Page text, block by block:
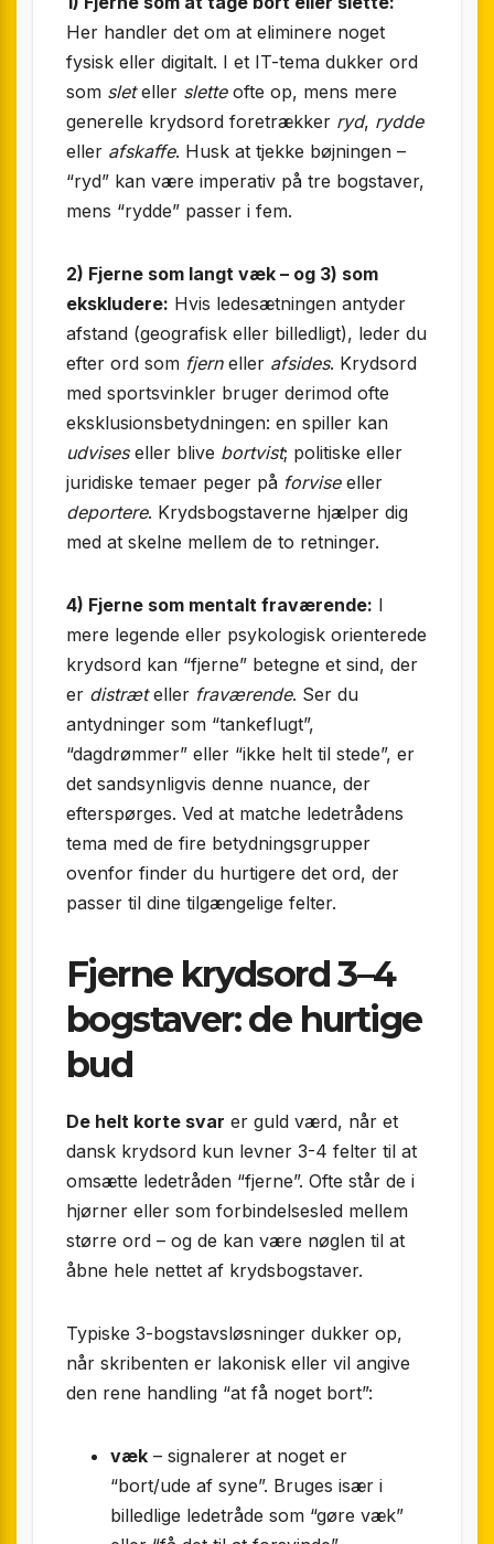
Her handler det om at eliminere noget
fysisk eller digitalt. I et IT-tema dukker ord
som sleteller sletteofte op, mens mere
generelle krydsord foretrækker ryd, rydde
eller afskaffe. Husk at tjekke bøjningen –
“ryd” kan være imperativ på tre bogstaver,
mens “rydde” passer i fem.
2) Fjerne som langt væk – og 3) som
ekskludere: Hvis ledesætningen antyder
afstand (geografisk eller billedligt), leder du
efter ord som fjerneller afsides. Krydsord
med sportsvinkler bruger derimod ofte
eksklusionsbetydningen: en spiller kan
udviseseller blive bortvist; politiske eller
juridiske temaer peger på forviseeller
deportere. Krydsbogstaverne hjælper dig
med at skelne mellem de to retninger.
4) Fjerne som mentalt fraværende: I
mere legende eller psykologisk orienterede
krydsord kan “fjerne” betegne et sind, der
er distræteller fraværende. Ser du
antydninger som “tankeflugt”,
“dagdrømmer” eller “ikke helt til stede”, er
det sandsynligvis denne nuance, der
efterspørges. Ved at matche ledetrådens
tema med de fire betydningsgrupper
ovenfor finder du hurtigere det ord, der
passer til dine tilgængelige felter.
Fjerne krydsord 3–4
bogstaver: de hurtige
bud
De helt korte svar er guld værd, når et
dansk krydsord kun levner 3-4 felter til at
omsætte ledetråden “fjerne”. Ofte står de i
hjørner eller som forbindelsesled mellem
større ord – og de kan være nøglen til at
åbne hele nettet af krydsbogstaver.
Typiske 3-bogstavsløsninger dukker op,
når skribenten er lakonisk eller vil angive
den rene handling “at få noget bort”:
væk – signalerer at noget er
“bort/ude af syne”. Bruges især i
billedlige ledetråde som “gøre væk”